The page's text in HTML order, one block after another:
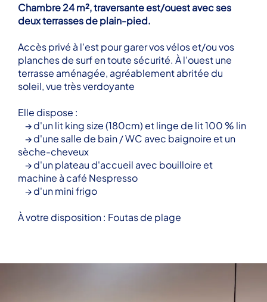
Chambre 24 m², traversante est/ouest avec ses
deux terrasses de plain-pied.
Accès privé à l'est pour garer vos vélos et/ou vos
planches de surf en toute sécurité. À l'ouest une
terrasse aménagée, agréablement abritée du
soleil, vue très verdoyante
Elle dispose :
→ d'un lit king size (180cm) et linge de lit 100 % lin
→ d'une salle de bain / WC avec baignoire et un
sèche-cheveux
→ d'un plateau d'accueil avec bouilloire et
machine à café Nespresso
→ d'un mini frigo
À votre disposition : Foutas de plage